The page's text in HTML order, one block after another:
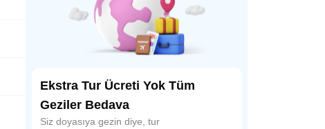
Ekstra Tur Ücreti Yok Tüm
Geziler Bedava
Siz doyasıya gezin diye, tur